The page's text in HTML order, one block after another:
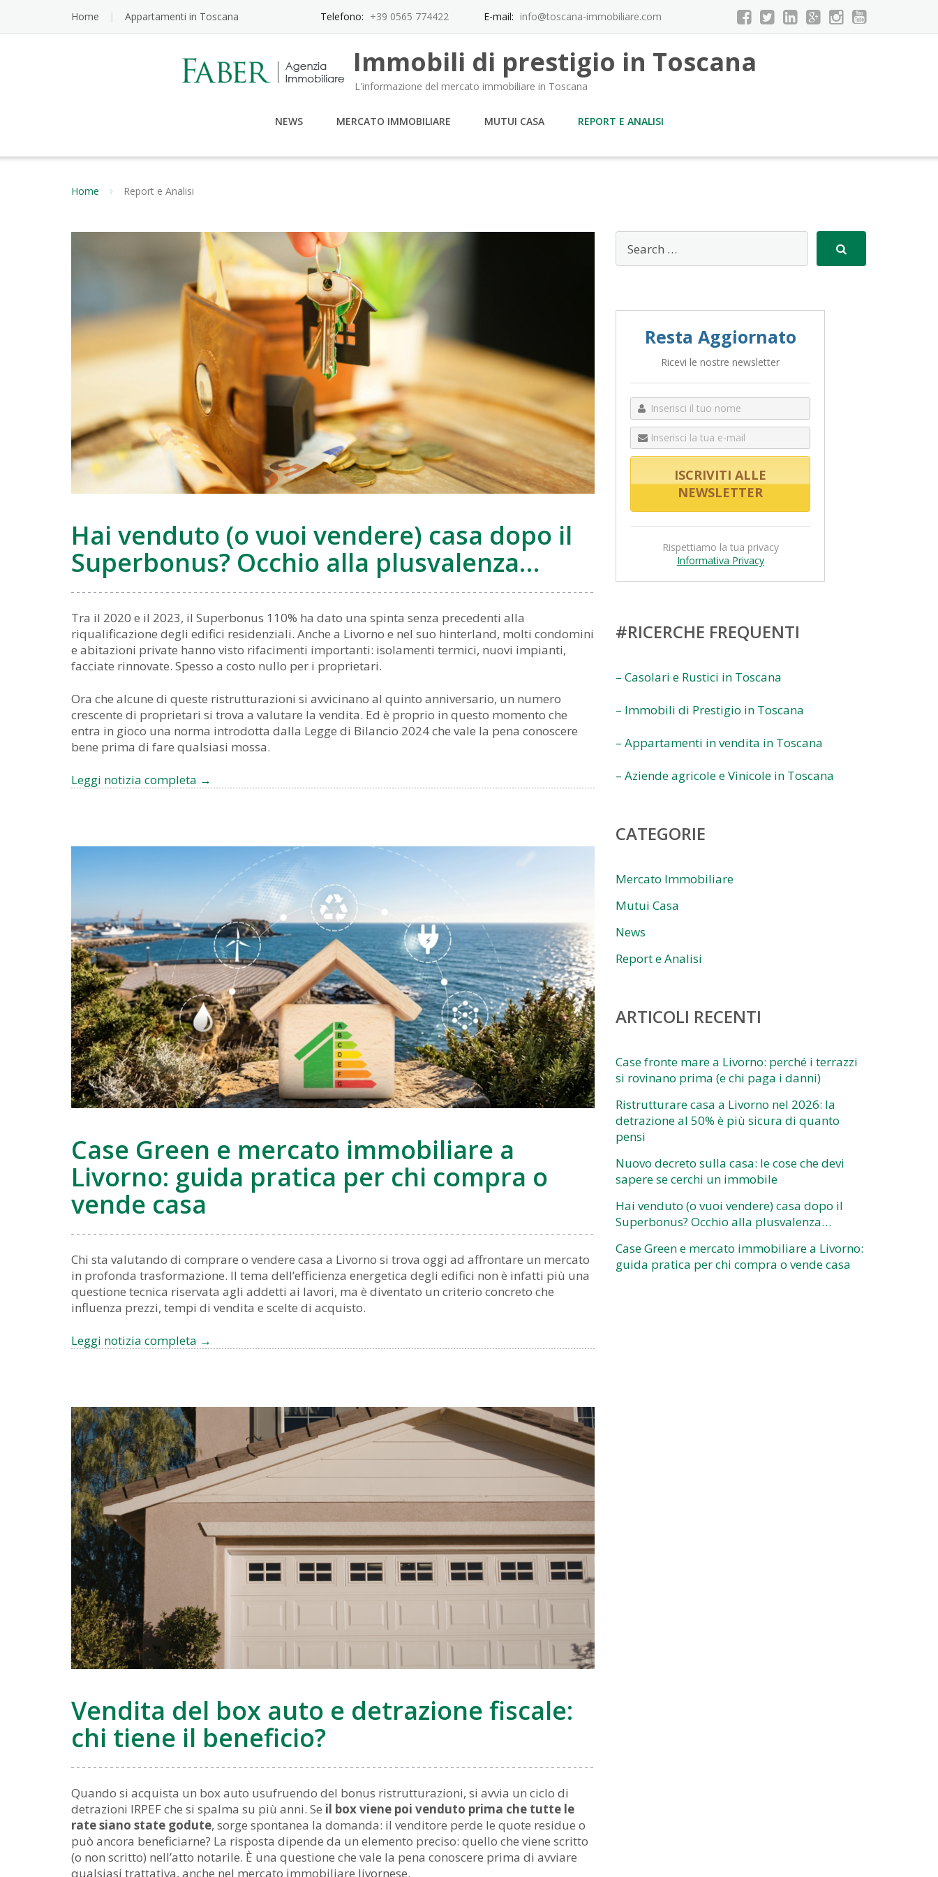
Home Appartamenti in Toscana Telefono: +39 0565 774422 E-mail: info@toscana-immobiliare.com
Immobili di prestigio in Toscana
L'informazione del mercato immobiliare in Toscana
NEWS MERCATO IMMOBILIARE MUTUI CASA REPORT E ANALISI
Home Report e Analisi
Hai venduto (o vuoi vendere) casa dopo il
Superbonus? Occhio alla plusvalenza…
Tra il 2020 e il 2023, il Superbonus 110% ha dato una spinta senza precedenti alla
riqualificazione degli edifici residenziali. Anche a Livorno e nel suo hinterland, molti condomini
e abitazioni private hanno visto rifacimenti importanti: isolamenti termici, nuovi impianti,
facciate rinnovate. Spesso a costo nullo per i proprietari.
Ora che alcune di queste ristrutturazioni si avvicinano al quinto anniversario, un numero
crescente di proprietari si trova a valutare la vendita. Ed è proprio in questo momento che
entra in gioco una norma introdotta dalla Legge di Bilancio 2024 che vale la pena conoscere
bene prima di fare qualsiasi mossa.
Leggi notizia completa Hai
vendere)
Superbonus?
Occhio
alla
plusvalenza…
→
Case Green e mercato immobiliare a
Livorno: guida pratica per chi compra o
vende casa
Chi sta valutando di comprare o vendere casa a Livorno si trova oggi ad affrontare un mercato
in profonda trasformazione. Il tema dell’efficienza energetica degli edifici non è infatti più una
questione tecnica riservata agli addetti ai lavori, ma è diventato un criterio concreto che
influenza prezzi, tempi di vendita e scelte di acquisto.
Leggi notizia completa Case
immobiliare
guida
pratica
per
chi
o
vende
→
Vendita del box auto e detrazione fiscale:
chi tiene il beneficio?
Quando si acquista un box auto usufruendo del bonus ristrutturazioni, si avvia un ciclo di
detrazioni IRPEF che si spalma su più anni. Se il box viene poi venduto prima che tutte le
rate siano state godute, sorge spontanea la domanda: il venditore perde le quote residue o
può ancora beneficiarne? La risposta dipende da un elemento preciso: quello che viene scritto
(o non scritto) nell’atto notarile. È una questione che vale la pena conoscere prima di avviare
qualsiasi trattativa, anche nel mercato immobiliare livornese.
Resta Aggiornato
Ricevi le nostre newsletter
Rispettiamo la tua privacy
Informativa Privacy
#RICERCHE FREQUENTI
– Casolari e Rustici in Toscana
– Immobili di Prestigio in Toscana
– Appartamenti in vendita in Toscana
– Aziende agricole e Vinicole in Toscana
CATEGORIE
Mercato Immobiliare
Mutui Casa
News
Report e Analisi
ARTICOLI RECENTI
Case fronte mare a Livorno: perché i terrazzi
si rovinano prima (e chi paga i danni)
Ristrutturare casa a Livorno nel 2026: la
detrazione al 50% è più sicura di quanto
pensi
Nuovo decreto sulla casa: le cose che devi
sapere se cerchi un immobile
Hai venduto (o vuoi vendere) casa dopo il
Superbonus? Occhio alla plusvalenza…
Case Green e mercato immobiliare a Livorno:
guida pratica per chi compra o vende casa